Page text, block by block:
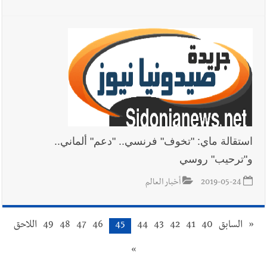
استقالة ماي: "تخوف" فرنسي.. "دعم" ألماني..
و"ترحيب" روسي
2019-05-24 أخبار العالم
« السابق 40
41
42
43
44
45
46
47
48
49 اللاحق
»